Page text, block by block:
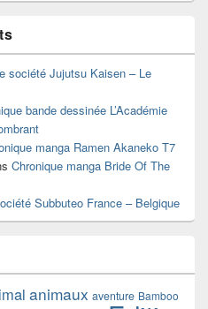
société Jujutsu Kaisen – Le
bande dessinée L’Académie
manga Ramen Akaneko T7
Chronique manga Bride Of The
Subbuteo France – Belgique
animaux aventure Bamboo